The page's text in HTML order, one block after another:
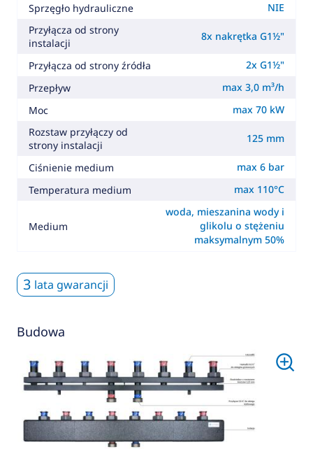
Sprzęgło hydrauliczne
NIE
Przyłącza od strony
instalacji
8x nakrętka G1½"
Przyłącza od strony źródła
2x G1½"
Przepływ
max 3,0 m³/h
Moc
max 70 kW
Rozstaw przyłączy od
strony instalacji
125 mm
Ciśnienie medium
max 6 bar
Temperatura medium
max 110°C
Medium
woda, mieszanina wody i
glikolu o stężeniu
maksymalnym 50%
3 lata gwarancji
Budowa